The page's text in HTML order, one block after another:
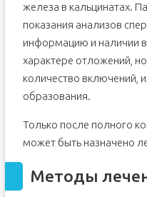
железа в кальцинатах.
показания анализов
информацию и наличии
характере отложений,
количество включений,
образования.
Только после полного
может быть назначено
Методы